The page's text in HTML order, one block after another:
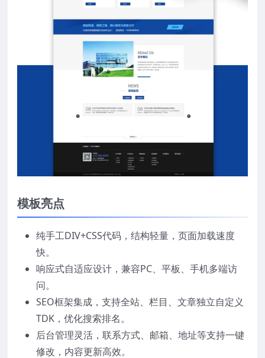
模板亮点
纯手工DIV+CSS代码，结构轻量，页面加载速度
快。
响应式自适应设计，兼容PC、平板、手机多端访
问。
SEO框架集成，支持全站、栏目、文章独立自定义
TDK，优化搜索排名。
后台管理灵活，联系方式、邮箱、地址等支持一键
修改，内容更新高效。